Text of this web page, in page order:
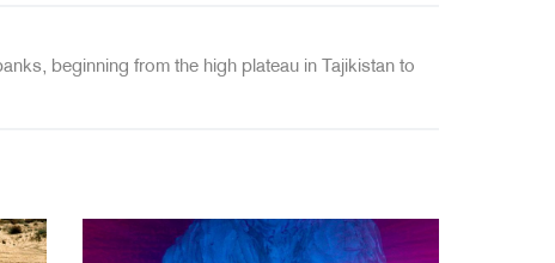
beginning from the high plateau in Tajikistan to